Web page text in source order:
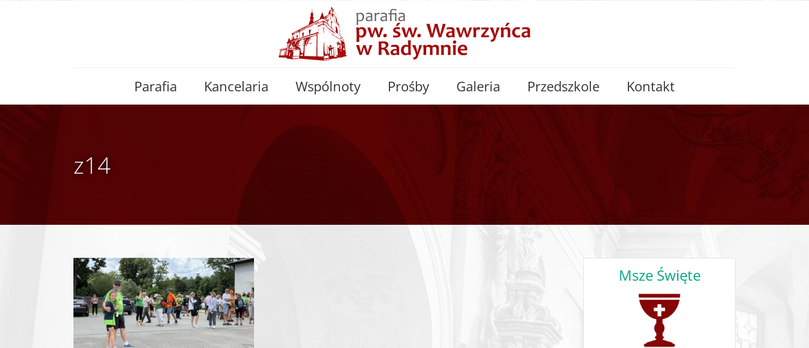
Parafia Kancelaria Wspólnoty Prośby Galeria Przedszkole Kontakt
z14
Msze Święte